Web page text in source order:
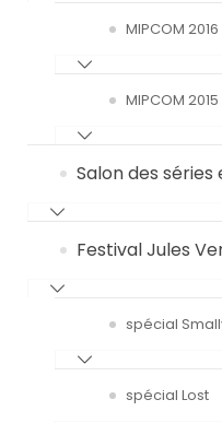
MIPCOM 2016
MIPCOM 2015
Salon des
Festival Jules
spécial
spécial Lost